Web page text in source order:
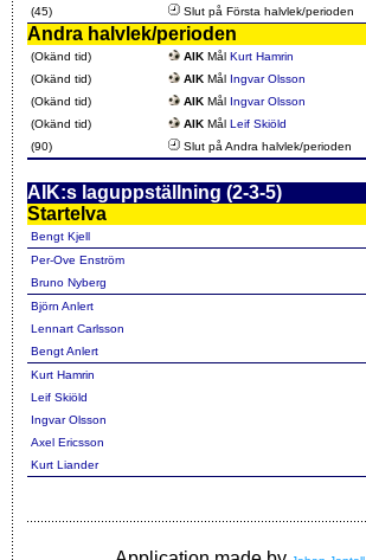
(45)
Slut på Första halvlek/perioden
Andra halvlek/perioden
(Okänd tid) AIK Mål Kurt Hamrin
(Okänd tid)
AIK Mål Ingvar Olsson
(Okänd tid)
AIK Mål Ingvar Olsson
(Okänd tid)
AIK Mål Leif Skiöld
(90)
Slut på Andra halvlek/perioden
AIK:s laguppställning (2-3-5)
Startelva
Bengt Kjell
Per-Ove Enström
Bruno Nyberg
Björn Anlert
Lennart Carlsson
Bengt Anlert
Kurt Hamrin
Leif Skiöld
Ingvar Olsson
Axel Ericsson
Kurt Liander